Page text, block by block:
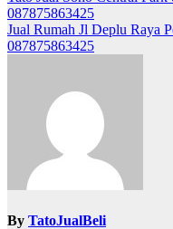
navigation
087875863425
Jual Rumah Jl Deplu Raya
087875863425
By TatoJualBeli